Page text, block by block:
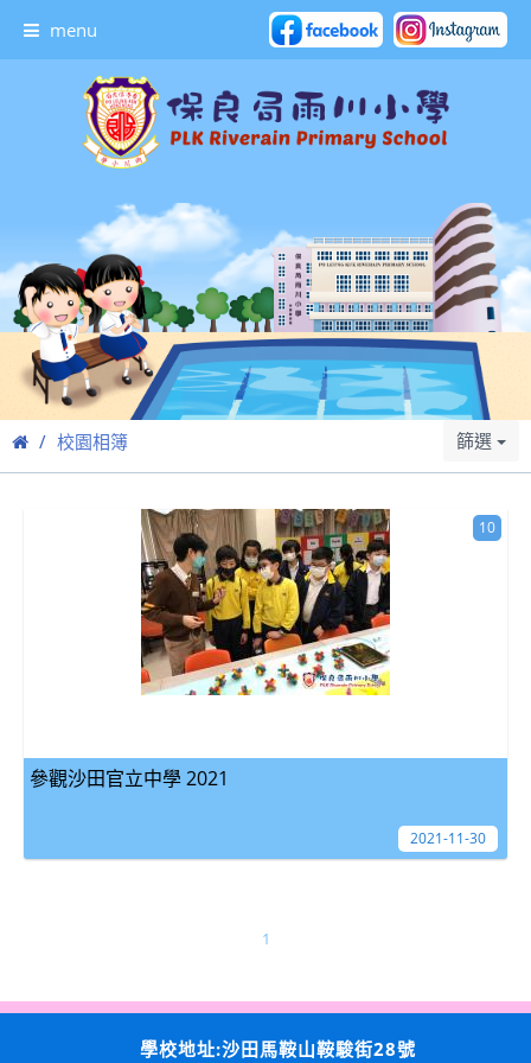
menu
校園相簿 篩選
參觀沙田官立中學 2021
10
2021-11-30
1
學校地址:沙田馬鞍山鞍駿街28號